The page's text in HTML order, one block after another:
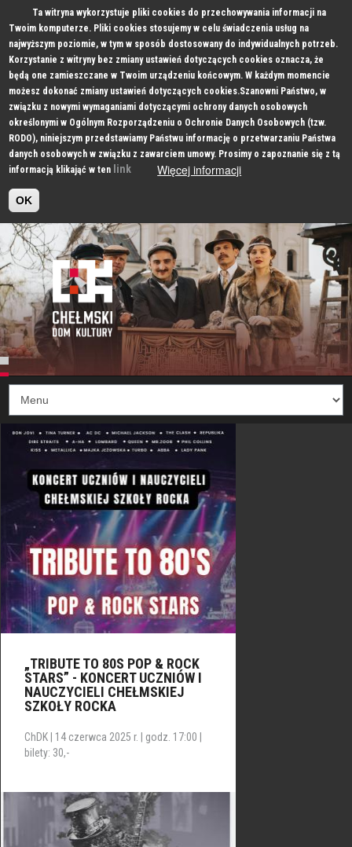
Ta witryna wykorzystuje pliki cookies do przechowywania informacji na
Twoim komputerze. Pliki cookies stosujemy w celu świadczenia usług na
najwyższym poziomie, w tym w sposób dostosowany do indywidualnych potrzeb.
Korzystanie z witryny bez zmiany ustawień dotyczących cookies oznacza, że
będą one zamieszczane w Twoim urządzeniu końcowym. W każdym momencie
możesz dokonać zmiany ustawień dotyczących cookies.Szanowni Państwo, w
związku z nowymi wymaganiami dotyczącymi ochrony danych osobowych
określonymi w Ogólnym Rozporządzeniu o Ochronie Danych Osobowych (tzw.
RODO), niniejszym przedstawiamy Państwu informację o przetwarzaniu Państwa
danych osobowych w związku z zawarciem umowy. Prosimy o zapoznanie się z tą
informacją klikająć w ten link Więcej informacji
OK
„TRIBUTE TO 80S POP & ROCK
STARS” - KONCERT UCZNIÓW I
NAUCZYCIELI CHEŁMSKIEJ
SZKOŁY ROCKA
ChDK | 14 czerwca 2025 r. | godz. 17:00 |
bilety: 30,-